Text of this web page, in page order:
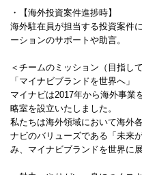
・【海外投資案件進捗時】
海外駐在員が担当する投資案件
ーションのサポートや助言。
＜チームのミッション（目指し
「マイナビブランドを世界へ」
マイナビは2017年から海外事業
略室を設立いたしました。
私たちは海外領域において海外
ナビのバリューズである「未来
み、マイナビブランドを世界に